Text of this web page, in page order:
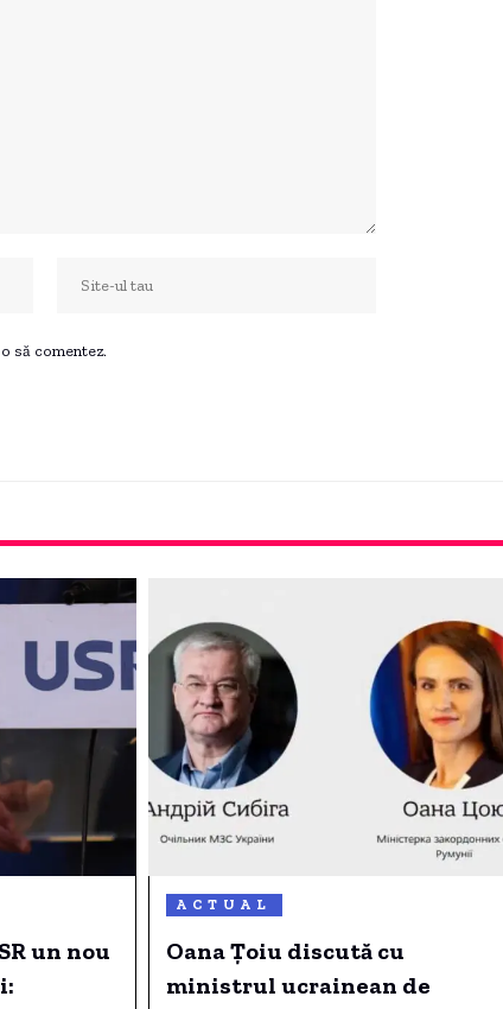
să comentez.
un nou
ACTUAL
Oana Ţoiu discută cu
ministrul ucrainean de